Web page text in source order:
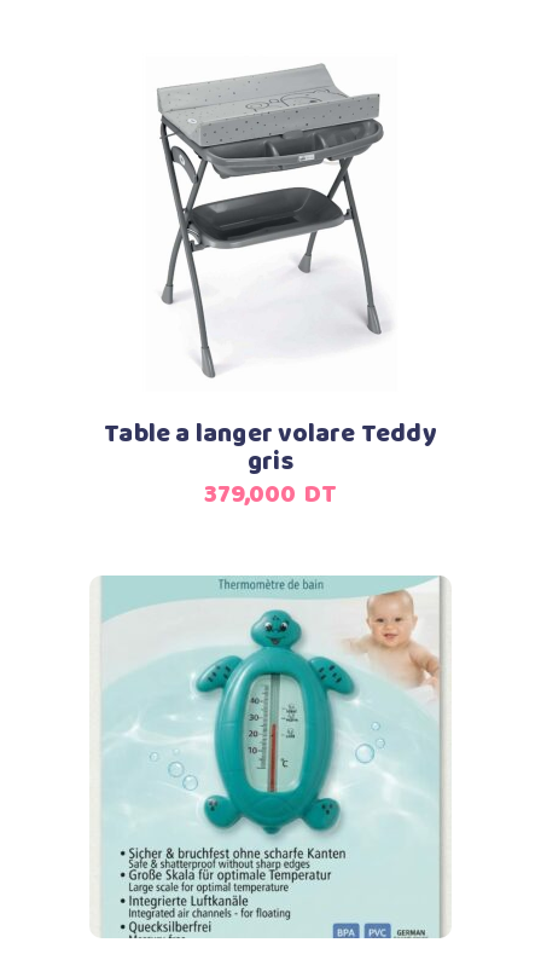
Ajouter au panier
Table a langer volare Teddy
gris
379,000 DT
Lire la suite